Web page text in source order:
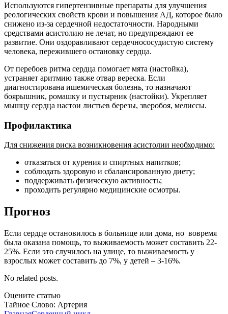
Используются гипертензивные препараты для улучшения
реологических свойств крови и повышения АД, которое было
снижено из-за сердечной недостаточности. Народными
средствами асистолию не лечат, но предупреждают ее
развитие. Они оздоравливают сердечнососудистую систему
человека, пережившего остановку сердца.
От перебоев ритма сердца помогает мята (настойка),
устраняет аритмию также отвар вереска. Если
диагностирована ишемическая болезнь, то назначают
боярышник, ромашку и пустырник (настойки). Укрепляет
мышцу сердца настои листьев березы, зверобоя, мелиссы.
Профилактика
Для снижения риска возникновения асистолии необходимо:
отказаться от курения и спиртных напитков;
соблюдать здоровую и сбалансированную диету;
поддерживать физическую активность;
проходить регулярно медицинские осмотры.
Прогноз
Если сердце остановилось в больнице или дома, но вовремя
была оказана помощь, то выживаемость может составить 22-
25%. Если это случилось на улице, то выживаемость у
взрослых может составить до 7%, у детей – 3-16%.
No related posts.
Оцените статью
Тайное Слово: Артерия